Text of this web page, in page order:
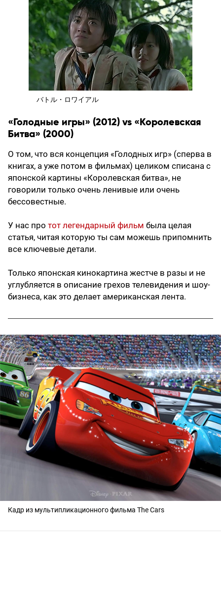
バトル・ロワイアル
«Голодные игры» (2012) vs «Королевская
Битва» (2000)
О том, что вся концепция «Голодных игр» (сперва в
книгах, а уже потом в фильмах) целиком списана с
японской картины «Королевская битва», не
говорили только очень ленивые или очень
бессовестные.
У нас про тот легендарный фильм была целая
статья, читая которую ты сам можешь припомнить
все ключевые детали.
Только японская кинокартина жестче в разы и не
углубляется в описание грехов телевидения и шоу-
бизнеса, как это делает американская лента.
Кадр из мультипликационного фильма The Cars